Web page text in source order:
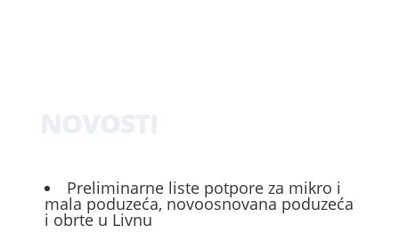
Preliminarne liste potpore za mikro i
mala poduzeća, novoosnovana poduzeća
i obrte u Livnu